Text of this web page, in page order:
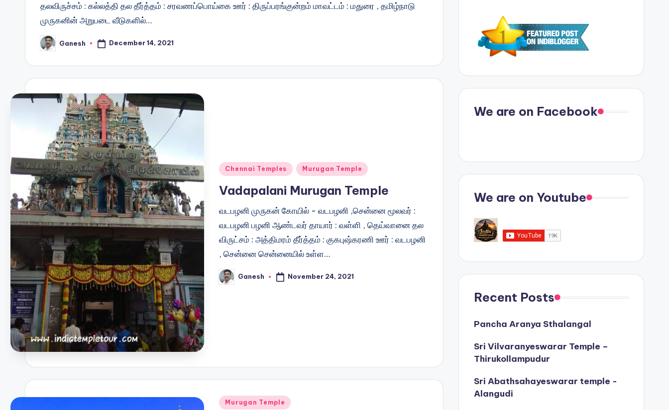
தலவிருச்சம் : கல்லத்தி தல தீர்த்தம் : சரவணப்பொய்கை ஊர் : திருப்பரங்குன்றம் மாவட்டம் : மதுரை , தமிழ்நாடு
முருகனின் அறுபடை வீடுகளில்…
Posted
by
Ganesh December 14, 2021
Posted
Chennai Temples Murugan Temple
Vadapalani Murugan Temple
வடபழனி முருகன் கோயில் - வடபழனி ,சென்னை மூலவர் :
வடபழனி பழனி ஆண்டவர் தாயார் : வள்ளி , தெய்வானை தல
விருட்சம் : அத்திமரம் தீர்த்தம் : குகபுஷ்கரணி ஊர் : வடபழனி
, சென்னை சென்னையில் உள்ள…
Posted
by
Ganesh November 24, 2021
Posted
Murugan Temple
We are on Facebook
We are on Youtube
Recent Posts
Pancha Aranya Sthalangal
Sri Vilvaranyeswarar Temple –
Thirukollampudur
Sri Abathsahayeswarar temple -
Alangudi